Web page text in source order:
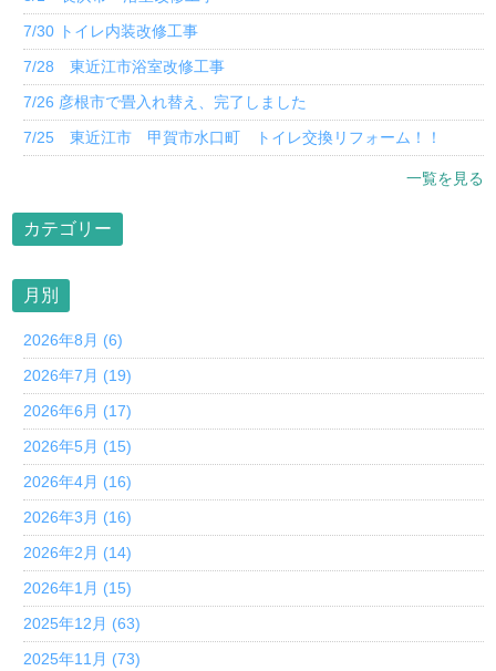
7/30 トイレ内装改修工事
7/28 東近江市浴室改修工事
7/26 彦根市で畳入れ替え、完了しました
7/25 東近江市 甲賀市水口町 トイレ交換リフォーム！！
一覧を見る
カテゴリー
月別
2026年8月 (6)
2026年7月 (19)
2026年6月 (17)
2026年5月 (15)
2026年4月 (16)
2026年3月 (16)
2026年2月 (14)
2026年1月 (15)
2025年12月 (63)
2025年11月 (73)